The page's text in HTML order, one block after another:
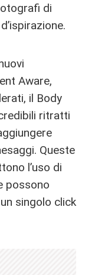
di
Aware,
il Body
ritratti
Queste
l’uso di
possono
singolo click